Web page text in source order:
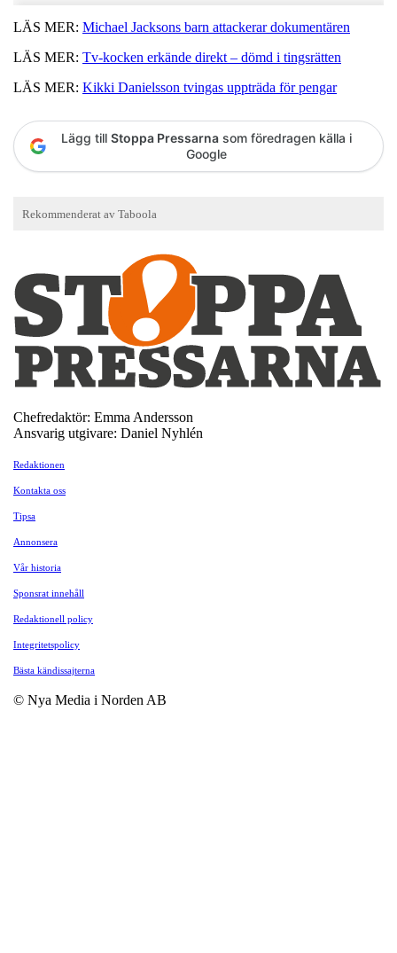
LÄS MER: Michael Jacksons barn attackerar dokumentären
LÄS MER: Tv-kocken erkände direkt – dömd i tingsrätten
LÄS MER: Kikki Danielsson tvingas uppträda för pengar
Lägg till Stoppa Pressarna som föredragen källa i
Google
Chefredaktör: Emma Andersson
Ansvarig utgivare: Daniel Nyhlén
Redaktionen
Kontakta oss
Tipsa
Annonsera
Vår historia
Sponsrat innehåll
Redaktionell policy
Integritetspolicy
Bästa kändissajterna
© Nya Media i Norden AB